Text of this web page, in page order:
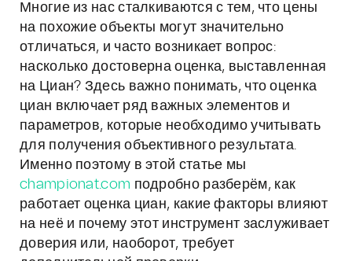
Многие из нас сталкиваются с тем, что цены
на похожие объекты могут значительно
отличаться, и часто возникает вопрос:
насколько достоверна оценка, выставленная
на Циан? Здесь важно понимать, что оценка
циан включает ряд важных элементов и
параметров, которые необходимо учитывать
для получения объективного результата.
Именно поэтому в этой статье мы
championat.com подробно разберём, как
работает оценка циан, какие факторы влияют
на неё и почему этот инструмент заслуживает
доверия или, наоборот, требует